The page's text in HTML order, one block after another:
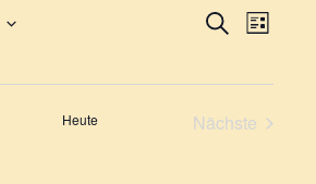
und
SucheListe
Heute
Nächste